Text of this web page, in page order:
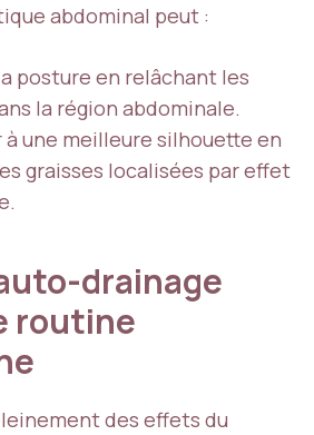
abdominal peut :
posture en relâchant les
la région abdominale.
une meilleure silhouette en
graisses localisées par effet
drainage
routine
des effets du